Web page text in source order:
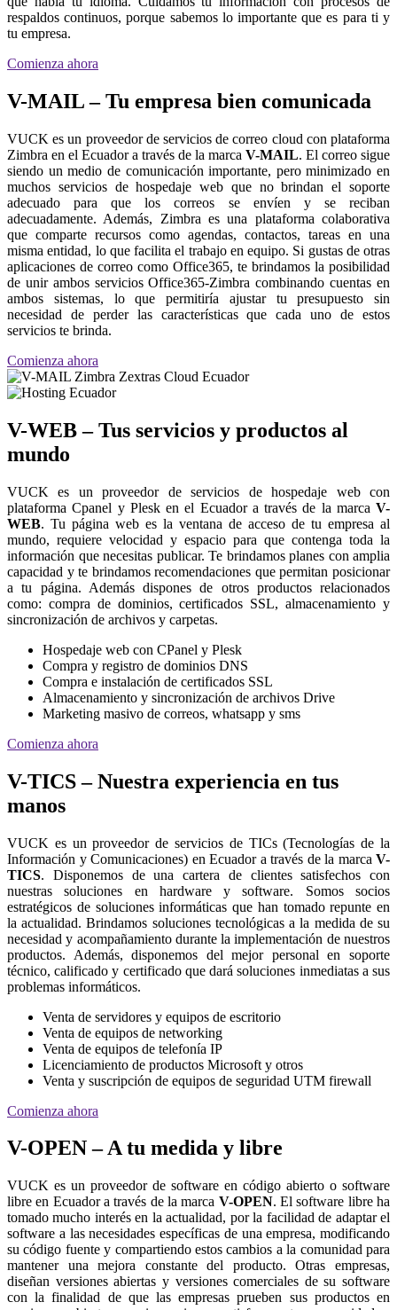
respaldos continuos, porque sabemos lo importante que es para ti y
tu empresa.
Comienza ahora
V-MAIL – Tu empresa bien comunicada
VUCK es un proveedor de servicios de correo cloud con plataforma
Zimbra en el Ecuador a través de la marca V-MAIL. El correo sigue
siendo un medio de comunicación importante, pero minimizado en
muchos servicios de hospedaje web que no brindan el soporte
adecuado para que los correos se envíen y se reciban
adecuadamente. Además, Zimbra es una plataforma colaborativa
que comparte recursos como agendas, contactos, tareas en una
misma entidad, lo que facilita el trabajo en equipo. Si gustas de otras
aplicaciones de correo como Office365, te brindamos la posibilidad
de unir ambos servicios Office365-Zimbra combinando cuentas en
ambos sistemas, lo que permitiría ajustar tu presupuesto sin
necesidad de perder las características que cada uno de estos
servicios te brinda.
Comienza ahora
V-WEB – Tus servicios y productos al
mundo
VUCK es un proveedor de servicios de hospedaje web con
plataforma Cpanel y Plesk en el Ecuador a través de la marca V-
WEB. Tu página web es la ventana de acceso de tu empresa al
mundo, requiere velocidad y espacio para que contenga toda la
información que necesitas publicar. Te brindamos planes con amplia
capacidad y te brindamos recomendaciones que permitan posicionar
a tu página. Además dispones de otros productos relacionados
como: compra de dominios, certificados SSL, almacenamiento y
sincronización de archivos y carpetas.
Hospedaje web con CPanel y Plesk
Compra y registro de dominios DNS
Compra e instalación de certificados SSL
Almacenamiento y sincronización de archivos Drive
Marketing masivo de correos, whatsapp y sms
Comienza ahora
V-TICS – Nuestra experiencia en tus
manos
VUCK es un proveedor de servicios de TICs (Tecnologías de la
Información y Comunicaciones) en Ecuador a través de la marca V-
TICS. Disponemos de una cartera de clientes satisfechos con
nuestras soluciones en hardware y software. Somos socios
estratégicos de soluciones informáticas que han tomado repunte en
la actualidad. Brindamos soluciones tecnológicas a la medida de su
necesidad y acompañamiento durante la implementación de nuestros
productos. Además, disponemos del mejor personal en soporte
técnico, calificado y certificado que dará soluciones inmediatas a sus
problemas informáticos.
Venta de servidores y equipos de escritorio
Venta de equipos de networking
Venta de equipos de telefonía IP
Licenciamiento de productos Microsoft y otros
Venta y suscripción de equipos de seguridad UTM firewall
Comienza ahora
V-OPEN – A tu medida y libre
VUCK es un proveedor de software en código abierto o software
libre en Ecuador a través de la marca V-OPEN. El software libre ha
tomado mucho interés en la actualidad, por la facilidad de adaptar el
software a las necesidades específicas de una empresa, modificando
su código fuente y compartiendo estos cambios a la comunidad para
mantener una mejora constante del producto. Otras empresas,
diseñan versiones abiertas y versiones comerciales de su software
con la finalidad de que las empresas prueben sus productos en